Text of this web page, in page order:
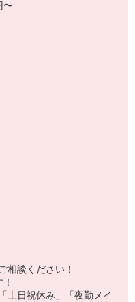
。」
〜
相談ください！
土日祝休み」「夜勤メイ